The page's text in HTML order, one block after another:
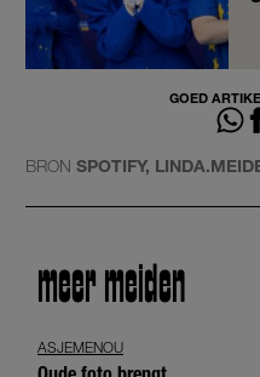
GOED
BRON SPOTIFY,
meer meiden
ASJEMENOU